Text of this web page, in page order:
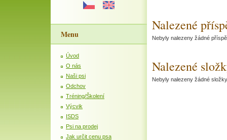
Menu
Úvod
O nás
Naši psi
Odchov
Tréning/Školení
Výcvik
ISDS
Psi na prodej
Jak určit cenu psa
Nalezené
Nebyly nalezeny žádné
Nalezené
Nebyly nalezeny žádné složky